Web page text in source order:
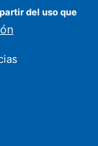
del uso que